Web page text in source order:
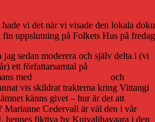
vi det när vi visade den lokala
fin uppslutning på Folkets Hus på
jag sedan moderera och själv delta i (vi
ett författarsamtal på
med
och
vis skildrat trakterna kring Vittangi
känns givet – hur är det att
Marianne Cedervall är väl den i vår
hennes fiktiva by Kuivalihavaara i den